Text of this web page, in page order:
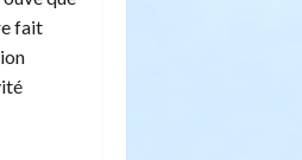
fait